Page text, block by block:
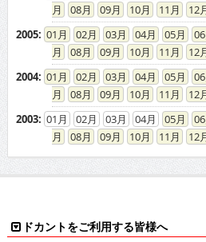
08
09 10 11
12
2005: 01 02 03 04 05 06
08
09 10 11
12
2004: 01 02 03 04 05 06
08
09 10 11
12
2003: 01 02 03 04 05 06
08
09 10 11 12
ドカントをご利用する皆様へ